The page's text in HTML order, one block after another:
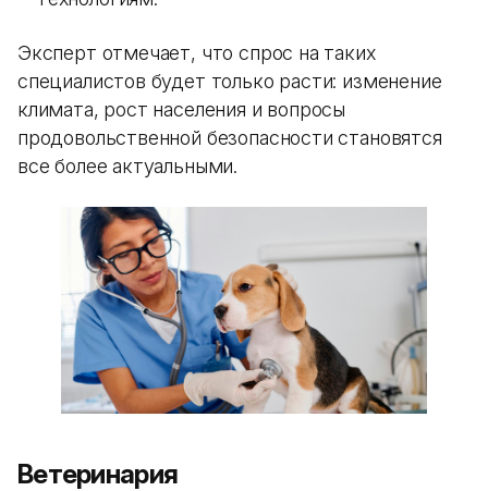
Эксперт отмечает, что спрос на таких
специалистов будет только расти: изменение
климата, рост населения и вопросы
продовольственной безопасности становятся
все более актуальными.
Ветеринария